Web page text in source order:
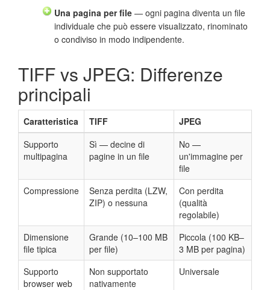
Una pagina per file — ogni pagina diventa un file
individuale che può essere visualizzato, rinominato
o condiviso in modo indipendente.
TIFF vs JPEG: Differenze
principali
Caratteristica TIFF
JPEG
Supporto
multipagina
Sì — decine di
pagine in un file
No —
un'immagine per
file
Compressione
Senza perdita (LZW,
ZIP) o nessuna
Con perdita
(qualità
regolabile)
Dimensione
file tipica
Grande (10–100 MB
per file)
Piccola (100 KB–
3 MB per pagina)
Supporto
browser web
Non supportato
nativamente
Universale